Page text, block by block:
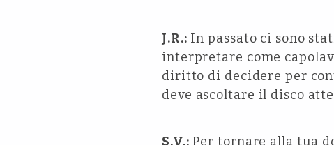
J.R.: In passato ci sono
interpretare come
diritto di decidere per
deve ascoltare il disco
S.V.: Per tornare alla tua